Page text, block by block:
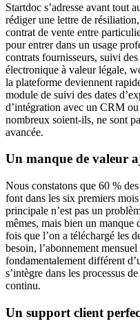
Startdoc s’adresse avant tout
rédiger une lettre de
contrat de vente entre
pour entrer dans un usage
contrats fournisseurs, suivi
électronique à valeur légale,
la plateforme deviennent
module de suivi des dates
d’intégration avec un CRM
nombreux soient-ils, ne sont
avancée.
Un manque de valeur
Nous constatons que 60 %
font dans les six premiers
principale n’est pas un
mêmes, mais bien un manque
fois que l’on a téléchargé les
besoin, l’abonnement
fondamentalement différent
s’intègre dans les processus
continu.
Un support client